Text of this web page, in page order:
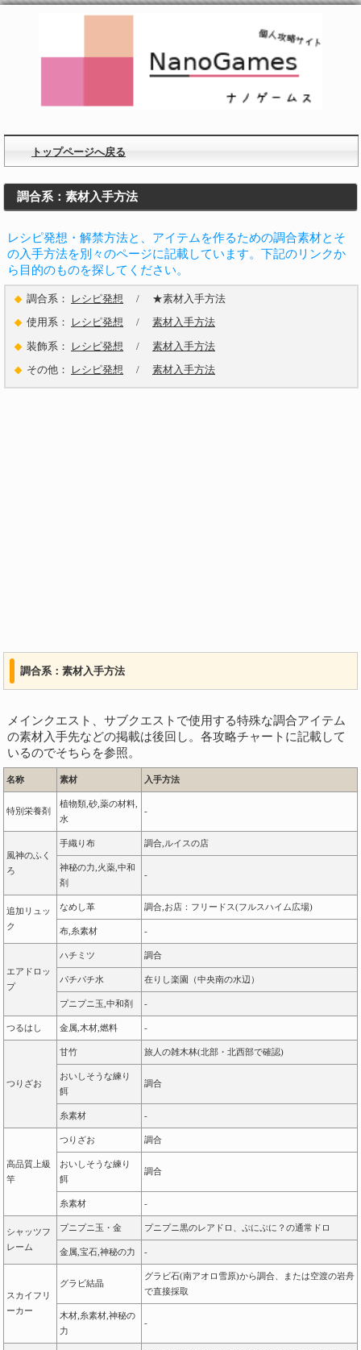
トップページへ戻る
調合系：素材入手方法
レシピ発想・解禁方法と、アイテムを作るための調合素材とそ
の入手方法を別々のページに記載しています。下記のリンクか
ら目的のものを探してください。
調合系： レシピ発想 / ★素材入手方法
使用系： レシピ発想 / 素材入手方法
装飾系： レシピ発想 / 素材入手方法
その他： レシピ発想 / 素材入手方法
調合系：素材入手方法
メインクエスト、サブクエストで使用する特殊な調合アイテム
の素材入手先などの掲載は後回し。各攻略チャートに記載して
いるのでそちらを参照。
名称 素材 入手方法
特別栄養剤
植物類,砂,薬の材料,
水
-
風神のふく
ろ
手織り布 調合,ルイスの店
神秘の力,火薬,中和
剤
-
追加リュッ
ク
なめし革 調合,お店：フリードス(フルスハイム広場)
布,糸素材 -
エアドロッ
プ
ハチミツ 調合
パチパチ水 在りし楽園（中央南の水辺）
プニプニ玉,中和剤 -
つるはし 金属,木材,燃料 -
つりざお
甘竹 旅人の雑木林(北部・北西部で確認)
おいしそうな練り
餌
調合
糸素材 -
高品質上級
竿
つりざお 調合
おいしそうな練り
餌
調合
糸素材 -
シャッツフ
レーム
プニプニ玉・金 プニプニ黒のレアドロ、ぷにぷに？の通常ドロ
金属,宝石,神秘の力 -
スカイフリ
ーカー
グラビ結晶
グラビ石(南アオロ雪原)から調合、または空渡の岩舟
で直接採取
木材,糸素材,神秘の
力
-